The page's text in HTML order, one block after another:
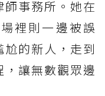
事務所。她在
裡則一邊被誤
的新人，走到
讓無數觀眾邊